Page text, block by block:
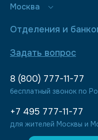
Москва
Отделения и
Задать вопрос
8 (800) 777-11-77
бесплатный звонок по
+7 495 777-11-77
для жителей Москвы и